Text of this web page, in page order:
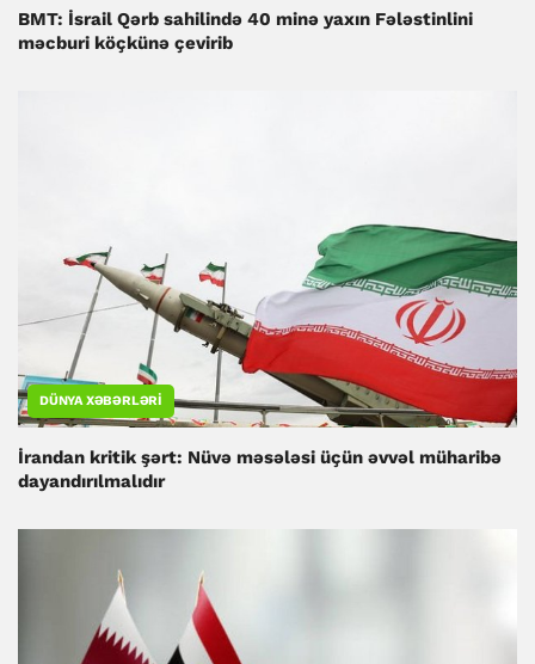
BMT: İsrail Qərb sahilində 40 minə yaxın Fələstinlini
məcburi köçkünə çevirib
DÜNYA XƏBƏRLƏRI
İrandan kritik şərt: Nüvə məsələsi üçün əvvəl müharibə
dayandırılmalıdır